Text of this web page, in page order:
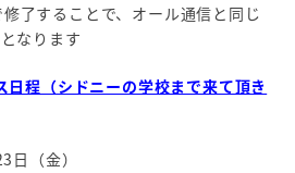
了することで、オール通信と同じ
なります
程（シドニーの学校まで来て頂き
（金）